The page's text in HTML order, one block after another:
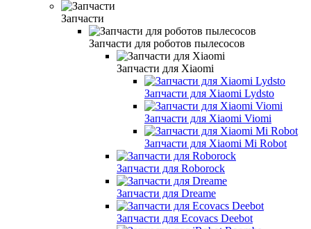
Запчасти
Запчасти для роботов пылесосов
Запчасти для Xiaomi
Запчасти для Xiaomi Lydsto
Запчасти для Xiaomi Viomi
Запчасти для Xiaomi Mi Robot
Запчасти для Roborock
Запчасти для Dreame
Запчасти для Ecovacs Deebot